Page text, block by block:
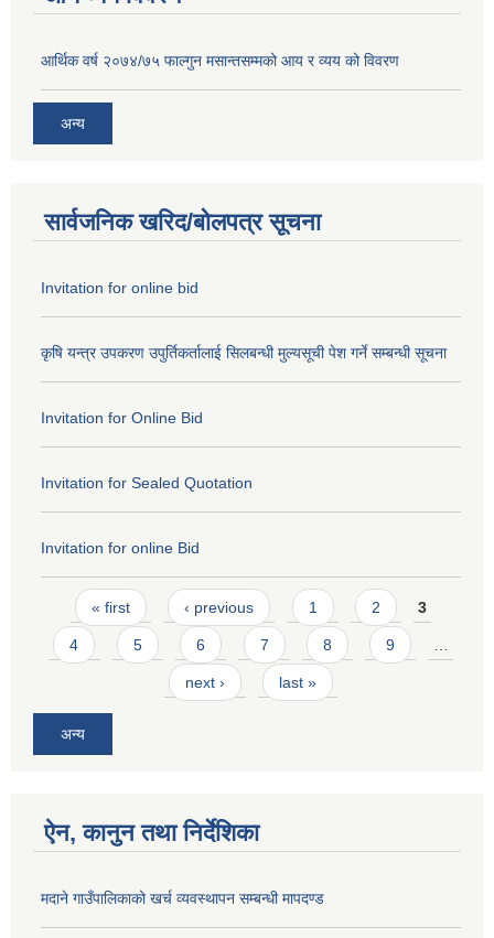
आर्थिक वर्ष २०७४/७५ फाल्गुन मसान्तसम्मको आय र व्यय को विवरण
अन्य
सार्वजनिक खरिद/बोलपत्र सूचना
Invitation for online bid
कृषि यन्त्र उपकरण उपुर्तिकर्तालाई सिलबन्धी मुल्यसूची पेश गर्ने सम्बन्धी सूचना
Invitation for Online Bid
Invitation for Sealed Quotation
Invitation for online Bid
Pages
« first ‹ previous 1 2 3
4 5 6 7 8 9 …
next › last »
अन्य
ऐन, कानुन तथा निर्देशिका
मदाने गाउँपालिकाको खर्च व्यवस्थापन सम्बन्धी मापदण्ड